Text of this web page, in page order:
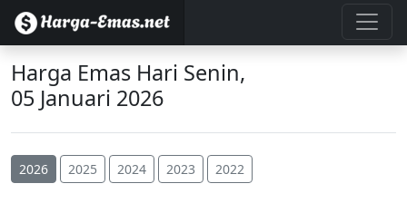
Harga Emas Hari Senin,
05 Januari 2026
2026 2025 2024 2023 2022